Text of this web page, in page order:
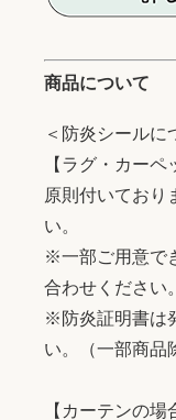
商品について
＜防炎シールに
【ラグ・カーペ
原則付いており
い。
※一部ご用意で
合わせください
※防炎証明書は
い。（一部商品
【カーテンの場